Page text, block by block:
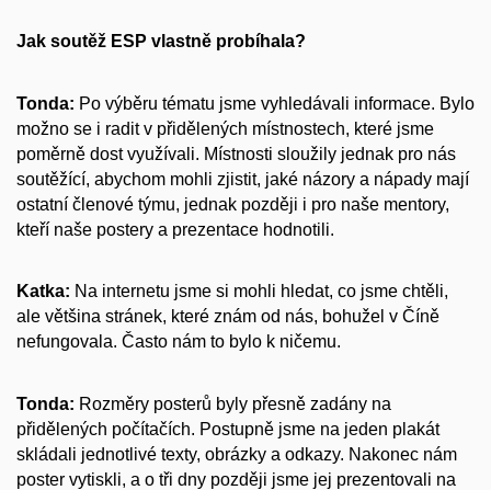
Jak soutěž ESP vlastně probíhala?
Tonda: Po výběru tématu jsme vyhledávali informace. Bylo
možno se i radit v přidělených místnostech, které jsme
poměrně dost využívali. Místnosti sloužily jednak pro nás
soutěžící, abychom mohli zjistit, jaké názory a nápady mají
ostatní členové týmu, jednak později i pro naše mentory,
kteří naše postery a prezentace hodnotili.
Katka: Na internetu jsme si mohli hledat, co jsme chtěli,
ale většina stránek, které znám od nás, bohužel v Číně
nefungovala. Často nám to bylo k ničemu.
Tonda: Rozměry posterů byly přesně zadány na
přidělených počítačích. Postupně jsme na jeden plakát
skládali jednotlivé texty, obrázky a odkazy. Nakonec nám
poster vytiskli, a o tři dny později jsme jej prezentovali na